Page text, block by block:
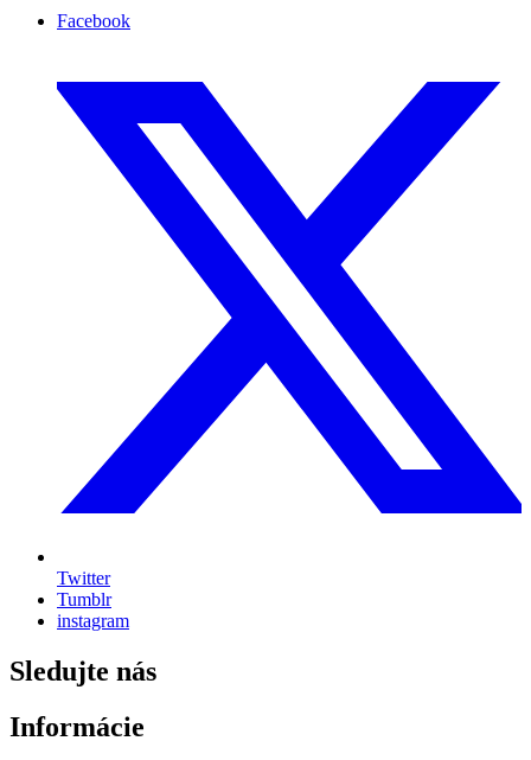
Facebook
Twitter
Tumblr
instagram
Sledujte nás
Informácie